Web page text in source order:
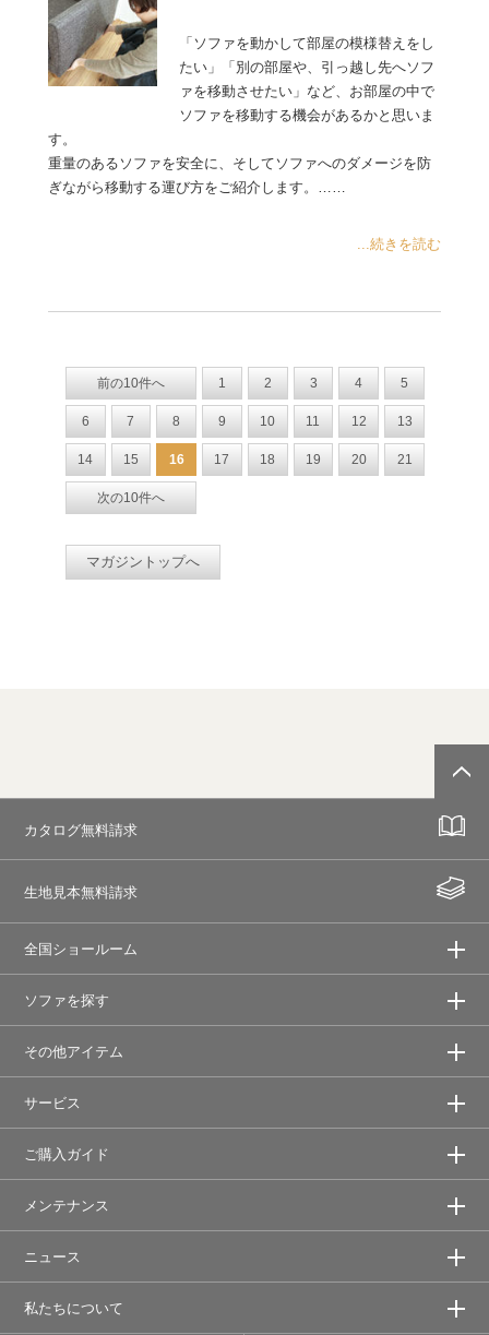
「ソファを動かして部屋の模様替えをし
たい」「別の部屋や、引っ越し先へソフ
ァを移動させたい」など、お部屋の中で
ソファを移動する機会があるかと思いま
す。
重量のあるソファを安全に、そしてソファへのダメージを防
ぎながら移動する運び方をご紹介します。……
...続きを読む
前の10件へ 1 2 3 4 5
6 7 8 9 10 11 12 13
14 15 16 17 18 19 20 21
次の10件へ
マガジントップへ
カタログ無料請求
生地見本無料請求
全国ショールーム
ソファを探す
その他アイテム
サービス
ご購入ガイド
メンテナンス
ニュース
私たちについて